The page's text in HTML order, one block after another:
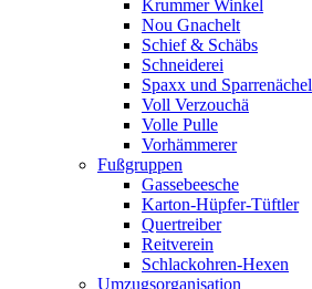
Krummer Winkel
Nou Gnachelt
Schief & Schäbs
Schneiderei
Spaxx und Sparrenächel
Voll Verzouchä
Volle Pulle
Vorhämmerer
Fußgruppen
Gassebeesche
Karton-Hüpfer-Tüftler
Quertreiber
Reitverein
Schlackohren-Hexen
Umzugsorganisation